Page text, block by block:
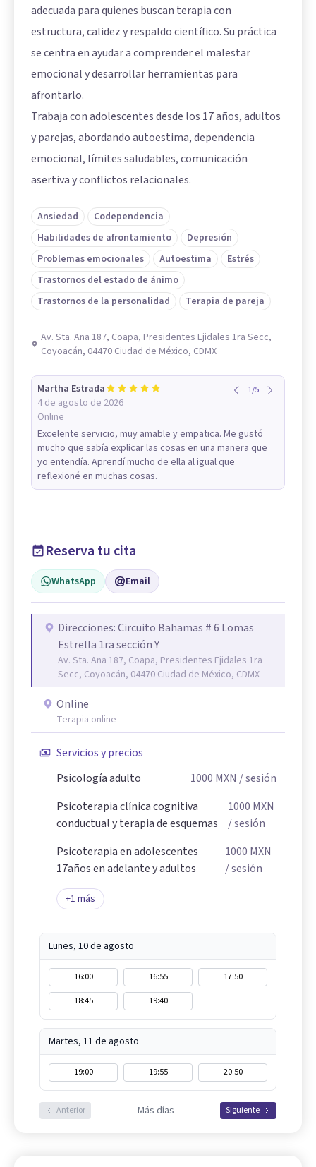
adecuada para quienes buscan terapia con
estructura, calidez y respaldo científico. Su práctica
se centra en ayudar a comprender el malestar
emocional y desarrollar herramientas para
afrontarlo.
Trabaja con adolescentes desde los 17 años, adultos
y parejas, abordando autoestima, dependencia
emocional, límites saludables, comunicación
asertiva y conflictos relacionales.
Ansiedad
Codependencia
Habilidades de afrontamiento
Depresión
Problemas emocionales
Autoestima
Estrés
Trastornos del estado de ánimo
Trastornos de la personalidad
Terapia de pareja
Av. Sta. Ana 187, Coapa, Presidentes Ejidales 1ra Secc,
Coyoacán, 04470 Ciudad de México, CDMX
Martha Estrada
4 de agosto de 2026
Online
1/5
Excelente servicio, muy amable y empatica. Me gustó
mucho que sabía explicar las cosas en una manera que
yo entendía. Aprendí mucho de ella al igual que
reflexioné en muchas cosas.
Reserva tu cita
WhatsApp Email
Direcciones: Circuito Bahamas # 6 Lomas
Estrella 1ra sección Y
Av. Sta. Ana 187, Coapa, Presidentes Ejidales 1ra
Secc, Coyoacán, 04470 Ciudad de México, CDMX
Online
Terapia online
Servicios y precios
Psicología adulto
1000 MXN / sesión
Psicoterapia clínica cognitiva
conductual y terapia de esquemas
1000 MXN
/ sesión
Psicoterapia en adolescentes
17años en adelante y adultos
1000 MXN
/ sesión
+1 más
Lunes, 10 de agosto
16:00 16:55
17:50
18:45
19:40
Martes, 11 de agosto
19:00 19:55 20:50
Anterior Más días Siguiente